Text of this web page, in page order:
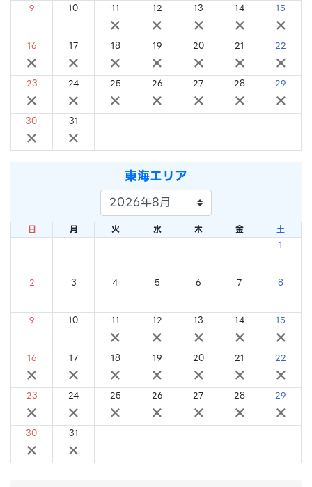
9 10 11
×
12
×
13
×
14
×
15
×
16
×
17
×
18
×
19
×
20
×
21
×
22
×
23
×
24
×
25
×
26
×
27
×
28
×
29
×
30
×
31
×
東海エリア
日 月 火 水 木 金
土
1
2 3 4 5 6 7 8
9 10 11
×
12
×
13
×
14
×
15
×
16
×
17
×
18
×
19
×
20
×
21
×
22
×
23
×
24
×
25
×
26
×
27
×
28
×
29
×
30
×
31
×